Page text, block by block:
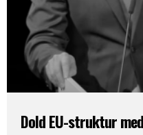
Dold EU-struktur